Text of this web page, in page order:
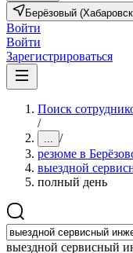
Берёзовый
Войти
Войти
Зарегистрироваться
Поиск
/
... /
резюме в
выездной
полный день
выездной сервисный